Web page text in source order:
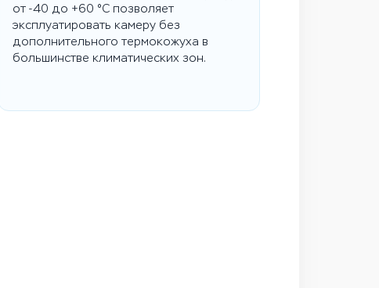
от -40 до +60 °C позволяет
эксплуатировать камеру без
дополнительного термокожуха в
большинстве климатических зон.